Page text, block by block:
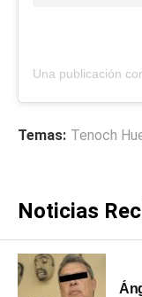
Temas: Tenoch
Noticias